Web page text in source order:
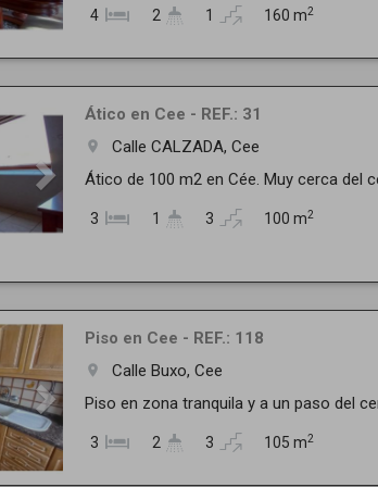
4 2 1 160 m2
Ático en Cee - REF.: 31
room
Calle CALZADA, Cee
Ático de 100 m2 en Cée. Muy cerca del
3 1 3 100 m2
Next
Piso en Cee - REF.: 118
room
Calle Buxo, Cee
Piso en zona tranquila y a un paso del
3 2 3 105 m2